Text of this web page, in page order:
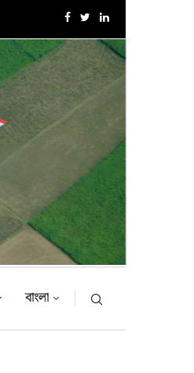
২০২৬ এর উদ্বোধনী অনুষ্ঠান
বাংলা